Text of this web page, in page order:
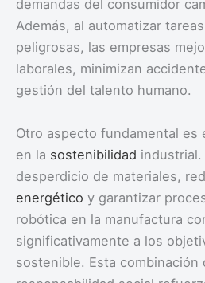
demandas del consumidor
Además, al automatizar
peligrosas, las empresas
laborales, minimizan
gestión del talento humano.
Otro aspecto fundamental es
en la sostenibilidad industrial.
desperdicio de materiales,
energético y garantizar
robótica en la manufactura
significativamente a los
sostenible. Esta combinación